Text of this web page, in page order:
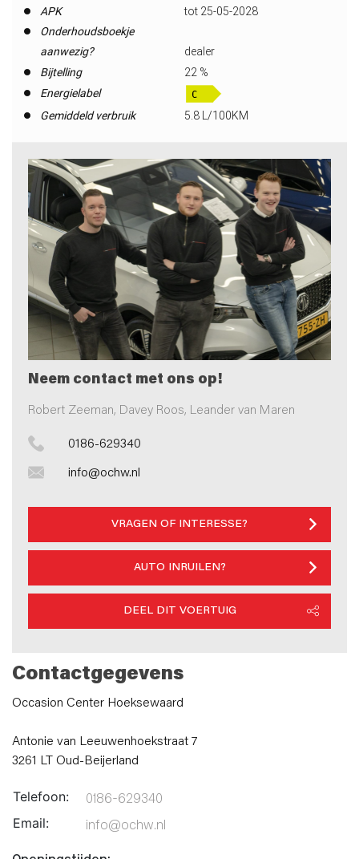
APK
tot 25-05-2028
Onderhoudsboekje
aanwezig?
dealer
Bijtelling
22 %
Energielabel
Gemiddeld verbruik
5.8 L/100KM
Neem contact met ons op!
Robert Zeeman, Davey Roos, Leander van Maren
0186-629340
info@ochw.nl
VRAGEN OF INTERESSE?
AUTO INRUILEN?
DEEL DIT VOERTUIG
Contactgegevens
Occasion Center Hoeksewaard
Antonie van Leeuwenhoekstraat 7
3261 LT Oud-Beijerland
Telefoon: 0186-629340
Email: info@ochw.nl